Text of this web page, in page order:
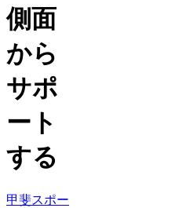
側面
から
サポ
ート
する
甲斐スポー